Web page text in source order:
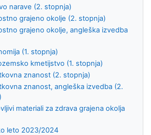
narave (2. stopnja)
grajeno okolje (2. stopnja)
grajeno okolje, angleška izvedba
(1. stopnja)
kmetijstvo (1. stopnja)
znanost (2. stopnja)
znanost, angleška izvedba (2.
materiali za zdrava grajena okolja
leto 2023/2024